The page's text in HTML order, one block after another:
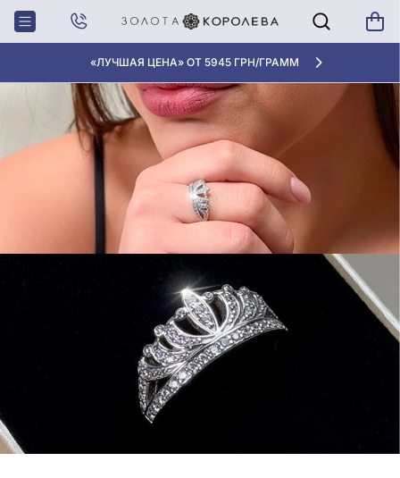
«ЛУЧШАЯ ЦЕНА» ОТ 5945 ГРН/ГРАММ
Главная Блог Модные тенденции Кольцо корона: как выбрать и носить